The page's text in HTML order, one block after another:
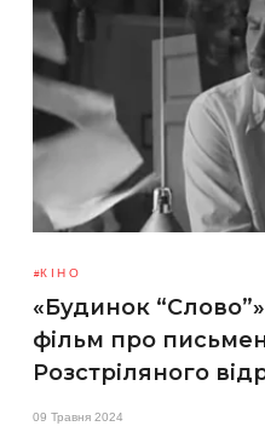
КІНО
«Будинок
фільм про
Розстріляного
09 Травня 2024